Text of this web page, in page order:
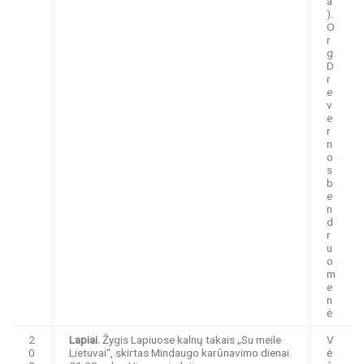
).
O
r
g.
D
r
e
v
e
r
n
o
s
b
e
n
d
r
u
o
m
e
n
ė
2
0
Lapiai. Žygis Lapiuose kalnų takais „Su meile
Lietuvai“, skirtas Mindaugo karūnavimo dienai.
V
ė